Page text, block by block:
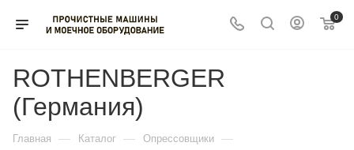
0
ROTHENBERGER
(Германия)
Главная — Каталог — Опрессовщики —